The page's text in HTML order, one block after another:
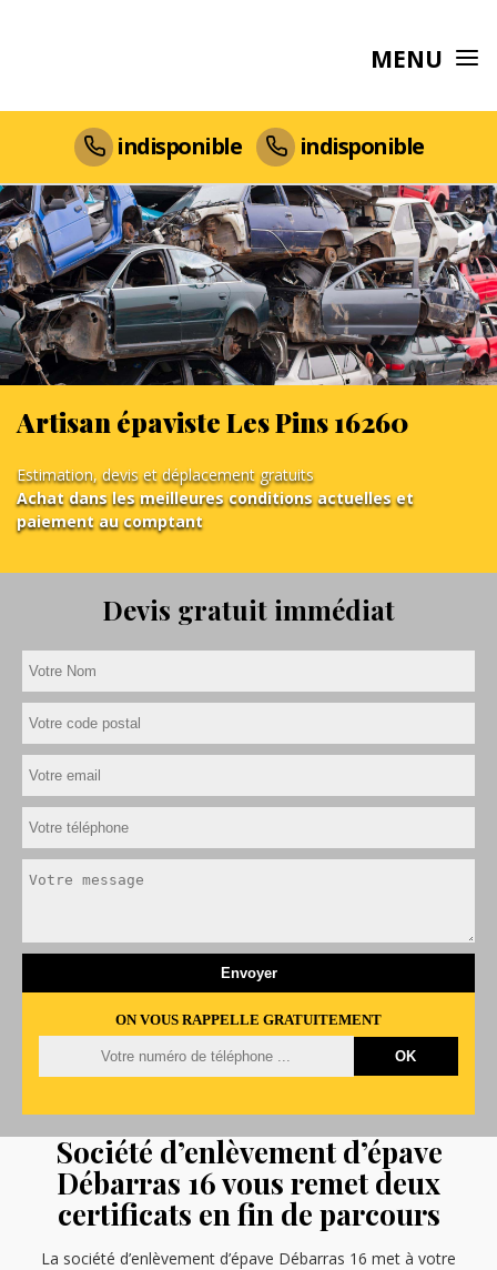
MENU
indisponible indisponible
Artisan épaviste Les Pins 16260
Estimation, devis et déplacement gratuits
Achat dans les meilleures conditions actuelles et
paiement au comptant
Devis gratuit immédiat
ON VOUS RAPPELLE GRATUITEMENT
Société d’enlèvement d’épave
Débarras 16 vous remet deux
certificats en fin de parcours
La société d’enlèvement d’épave Débarras 16 met à votre